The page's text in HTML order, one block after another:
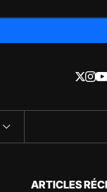
ARTICLES